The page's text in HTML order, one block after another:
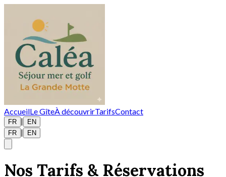
AccueilLe GîteÀ découvrirTarifsContact
FR |
EN
FR | EN
Nos Tarifs & Réservations